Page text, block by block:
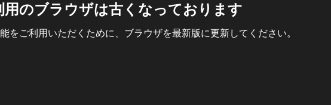
のブラウザは古くなっております
をご利用いただくために、ブラウザを最新版に更新してください。